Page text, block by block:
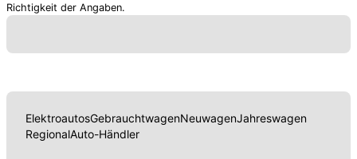
Richtigkeit der Angaben.
ElektroautosGebrauchtwagenNeuwagenJahreswagen
RegionalAuto-Händler